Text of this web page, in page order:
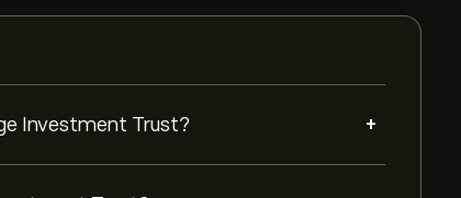
Investment Trust? +